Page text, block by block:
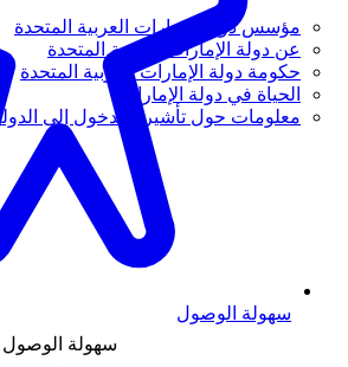
مؤسس دولة الإمارات العربية المتحدة
عن دولة الإمارات العربية المتحدة
حكومة دولة الإمارات العربية المتحدة
الحياة في دولة الإمارات
معلومات حول تأشيرة الدخول إلى الدولة
سهولة الوصول
سهولة الوصول